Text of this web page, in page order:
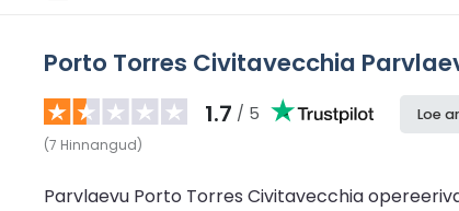
Porto Torres Civitavecchia
1.7 / 5
(7 Hinnangud)
Loe
Parvlaevu Porto Torres Civitavecchia